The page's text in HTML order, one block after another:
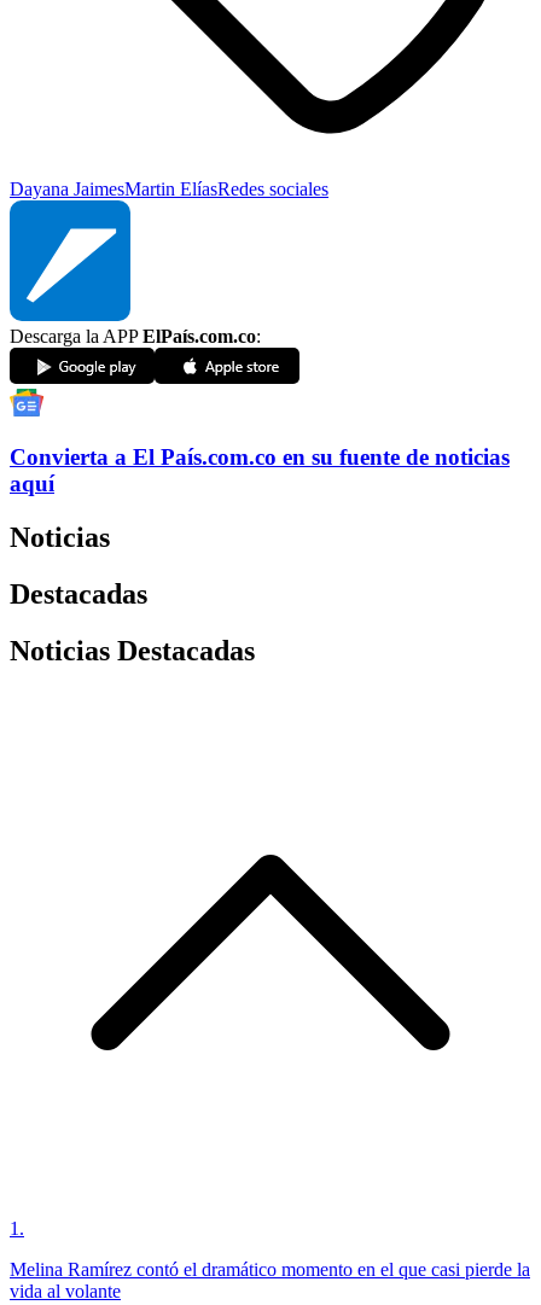
Dayana JaimesMartin ElíasRedes sociales
Descarga la APPElPaís.com.co:
Convierta a El País.com.co en su fuente de noticias
aquí
Noticias
Destacadas
Noticias Destacadas
1 .
Melina Ramírez contó el dramático momento en el que casi pierde la
vida al volante